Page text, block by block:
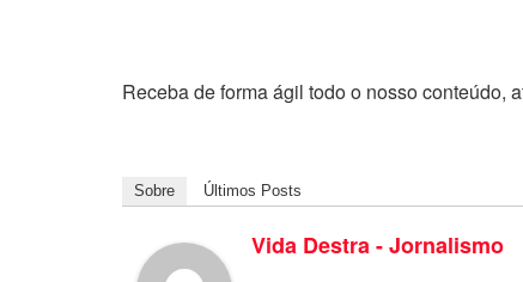
Receba de forma ágil todo o nosso conteúdo,
Sobre Últimos Posts
Vida Destra - Jornalismo